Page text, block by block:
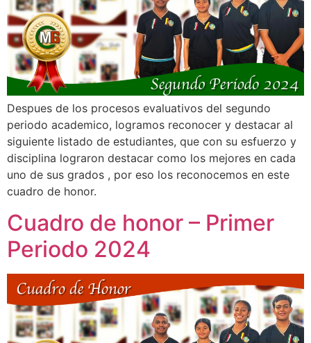
Despues de los procesos evaluativos del segundo
periodo academico, logramos reconocer y destacar al
siguiente listado de estudiantes, que con su esfuerzo y
disciplina lograron destacar como los mejores en cada
uno de sus grados , por eso los reconocemos en este
cuadro de honor.
Cuadro de honor – Primer
Periodo 2024